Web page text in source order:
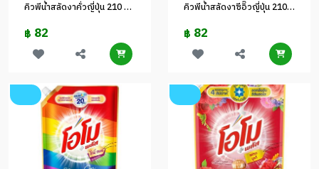
คิวพีน้ำสลัดงาคั่วญี่ปุ่น 210 มล.
฿ 82
คิวพีน้ำสลัดงาซีอิ๊วญี่ปุ่น 210 มล.
฿ 82